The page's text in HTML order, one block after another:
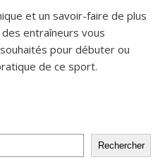
et un savoir-faire de plus
entraîneurs vous
pour débuter ou
de ce sport.
Rechercher